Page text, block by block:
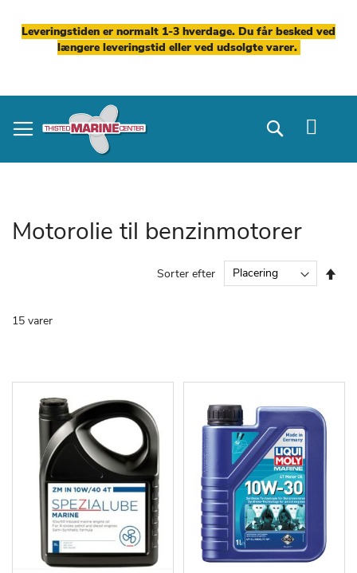
Leveringstiden er normalt 1-3 hverdage. Du får besked ved
længere leveringstid eller ved udsolgte varer.
to
Content
Search
Motorolie til benzinmotorer
15 varer
Sorter efter